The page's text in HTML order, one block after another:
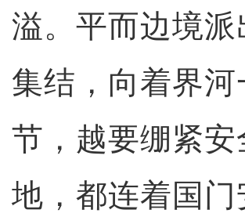
溢。平而边境
集结，向着界
节，越要绷紧
地，都连着国